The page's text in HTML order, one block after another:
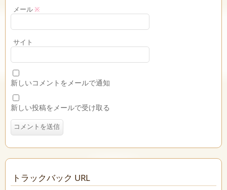
メール※
サイト
新しいコメントをメールで通知
新しい投稿をメールで受け取る
トラックバック URL